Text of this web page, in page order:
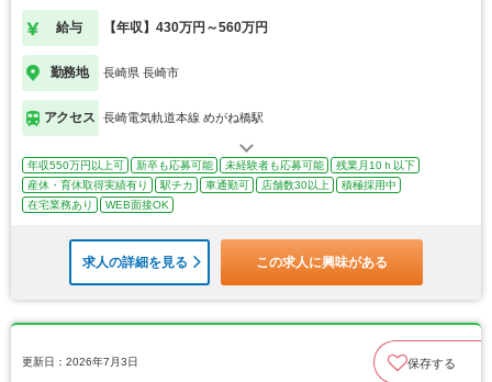
給与 【年収】430万円～560万円
勤務地 長崎県 長崎市
アクセス 長崎電気軌道本線 めがね橋駅
年収550万円以上可 新卒も応募可能 未経験者も応募可能
残業月10ｈ以下
産休・育休取得実績有り
駅チカ 車通勤可 店舗数30以上
積極採用中
在宅業務あり
WEB面接OK
求人の詳細を見る この求人に興味がある
更新日：2026年7月3日 保存する